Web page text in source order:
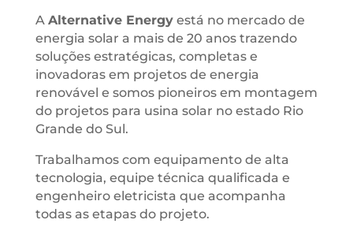
A Alternative Energyestá no mercado de
energia solar a mais de 20 anos trazendo
soluções estratégicas, completas e
inovadoras em projetos de energia
renovável e somos pioneiros em montagem
do projetos para usina solar no estado Rio
Grande do Sul.
Trabalhamos com equipamento de alta
tecnologia, equipe técnica qualificada e
engenheiro eletricista que acompanha
todas as etapas do projeto.